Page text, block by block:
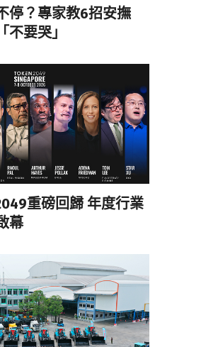
停？專家教6招安撫
要哭」
重磅回歸 年度行業
幕